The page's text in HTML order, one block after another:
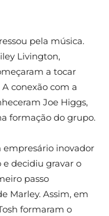
pela música.
Livington,
a tocar
conexão com a
Joe Higgs,
formação do grupo.
empresário inovador
decidiu gravar o
passo
Marley. Assim, em
formaram o